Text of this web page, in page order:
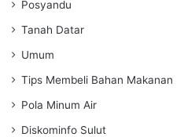
Posyandu
Tanah Datar
Umum
Tips Membeli Bahan Makanan
Pola Minum Air
Diskominfo Sulut